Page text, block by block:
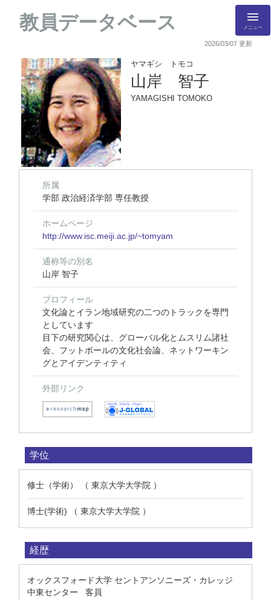
教員データベース メニュー
2026/03/07 更新
ヤマギシ トモコ
山岸 智子
YAMAGISHI TOMOKO
所属
学部 政治経済学部 専任教授
ホームページ
http://www.isc.meiji.ac.jp/~tomyam
通称等の別名
山岸 智子
プロフィール
文化論とイラン地域研究の二つのトラックを専門
としています
目下の研究関心は、グローバル化とムスリム諸社
会、フットボールの文化社会論、ネットワーキン
グとアイデンティティ
外部リンク
学位
修士（学術） （ 東京大学大学院 ）
博士(学術) （ 東京大学大学院 ）
経歴
オックスフォード大学 セントアンソニーズ・カレッジ
中東センター 客員